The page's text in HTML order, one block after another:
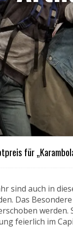
für
sind auch in
Das
werden.
feierlich im